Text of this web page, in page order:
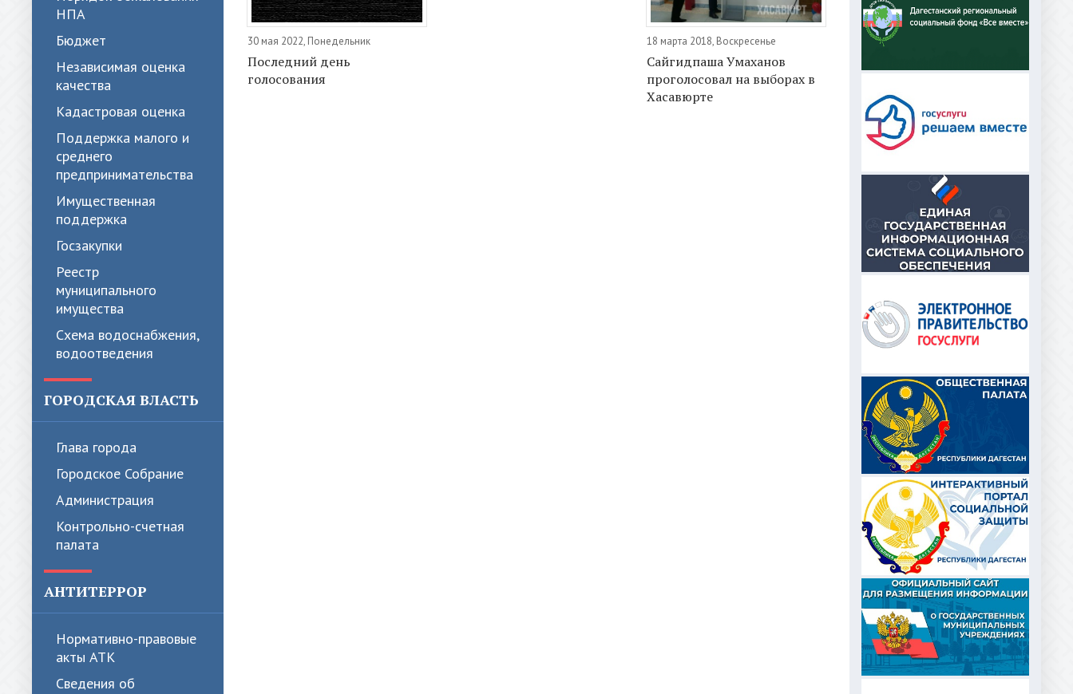
НПА
Бюджет
Независимая оценка
качества
Кадастровая оценка
Поддержка малого и
среднего
предпринимательства
Имущественная
поддержка
Госзакупки
Реестр
муниципального
имущества
Схема водоснабжения,
водоотведения
ГОРОДСКАЯ ВЛАСТЬ
Глава города
Городское Собрание
Администрация
Контрольно-счетная
палата
АНТИТЕРРОР
Нормативно-правовые
акты АТК
Сведения об
30 мая 2022, Понедельник
Последний день
голосования
18 марта 2018, Воскресенье
Сайгидпаша Умаханов
проголосовал на выборах в
Хасавюрте